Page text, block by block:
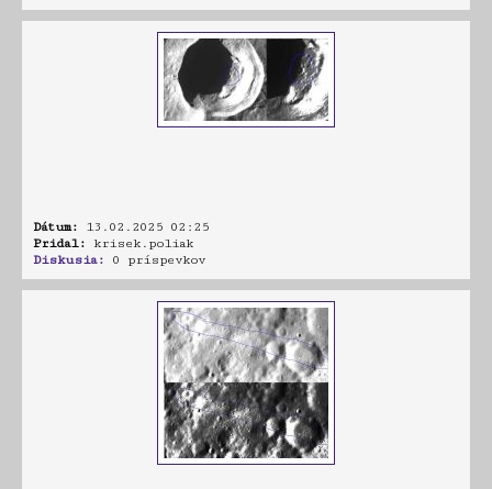
Dátum: 13.02.2025 02:25
Pridal: krisek.poliak
Diskusia: 0 príspevkov